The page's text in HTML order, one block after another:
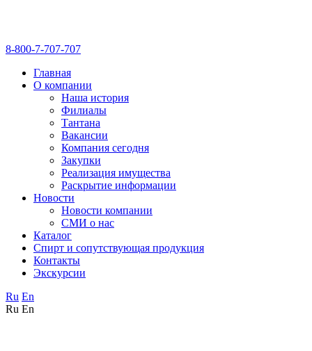
8-800-7-707-707
Главная
О компании
Наша история
Филиалы
Тантана
Вакансии
Компания сегодня
Закупки
Реализация имущества
Раскрытие информации
Новости
Новости компании
СМИ о нас
Каталог
Спирт и сопутствующая продукция
Контакты
Экскурсии
Ru En
Ru En